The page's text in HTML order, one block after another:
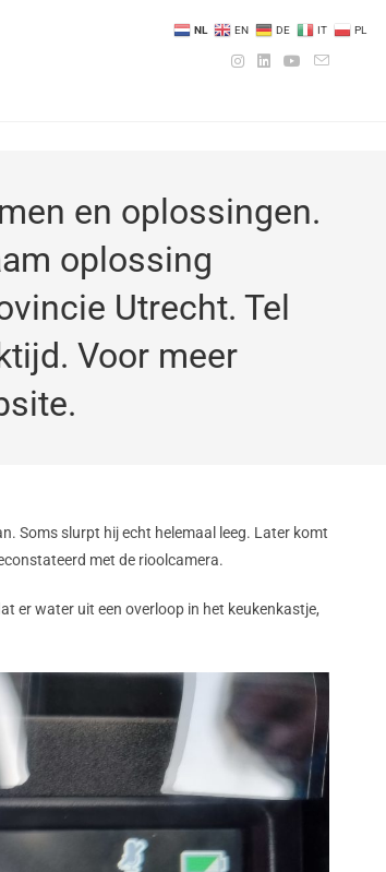
en oplossingen.
oplossing
Utrecht. Tel
Voor meer
Soms slurpt hij echt helemaal leeg. Later komt
met de rioolcamera.
er water uit een overloop in het keukenkastje,
NL EN DE IT PL